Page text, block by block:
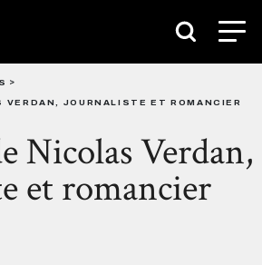
VERDAN, JOURNALISTE ET ROMANCIER
Nicolas Verdan,
et romancier